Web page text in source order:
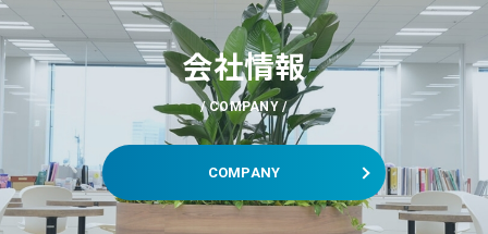
会社情報
COMPANY
COMPANY